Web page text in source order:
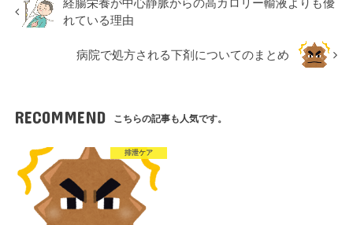
経腸栄養が中心静脈からの高カロリー輸液よりも優
れている理由
病院で処方される下剤についてのまとめ
RECOMMEND こちらの記事も人気です。
排泄ケア